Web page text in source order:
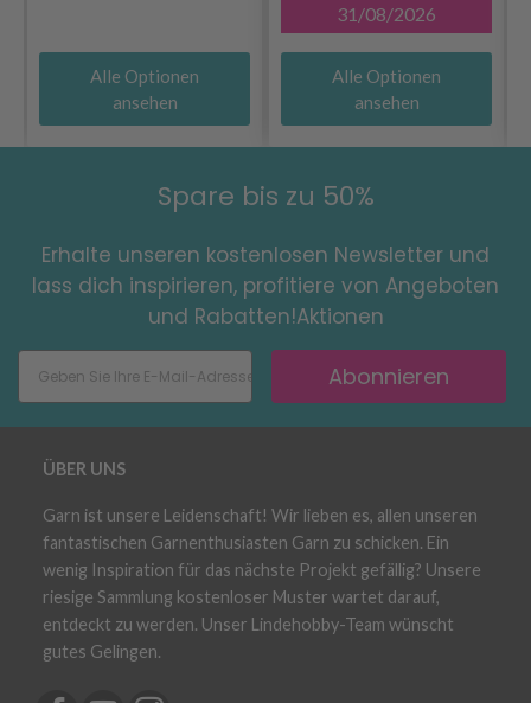
Alle Optionen
ansehen
31/08/2026
Alle Optionen
ansehen
Spare bis zu 50%
Erhalte unseren kostenlosen Newsletter und
lass dich inspirieren, profitiere von Angeboten
und Rabatten!Aktionen
Abonnieren
ÜBER UNS
Garn ist unsere Leidenschaft! Wir lieben es, allen unseren
fantastischen Garnenthusiasten Garn zu schicken. Ein
wenig Inspiration für das nächste Projekt gefällig? Unsere
riesige Sammlung kostenloser Muster wartet darauf,
entdeckt zu werden. Unser Lindehobby-Team wünscht
gutes Gelingen.